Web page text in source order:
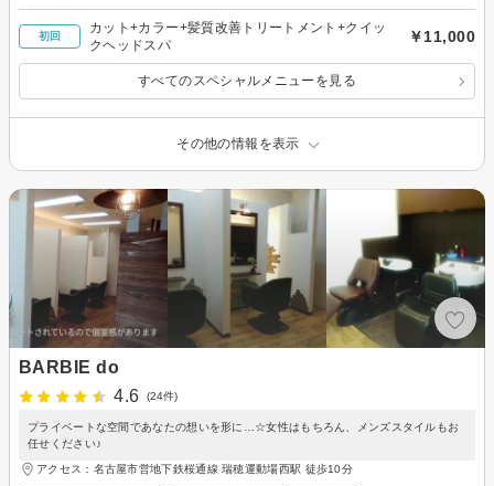
初回
カット+カラー+髪質改善トリートメント+クイッ
クヘッドスパ
￥11,000
すべてのスペシャルメニューを見る
その他の情報を表示
BARBIE do
4.6
(24件)
プライベートな空間であなたの想いを形に…☆女性はもちろん、メンズスタイルもお
任せください♪
アクセス：名古屋市営地下鉄桜通線 瑞穂運動場西駅 徒歩10分